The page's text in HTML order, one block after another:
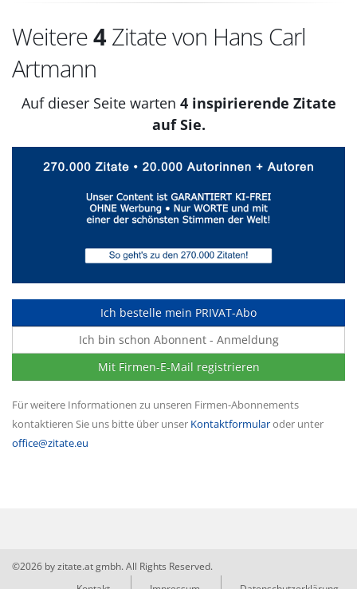
Weitere4 Zitate von Hans Carl
Artmann
Auf dieser Seite warten 4 inspirierende Zitate
auf Sie.
Ich bestelle mein PRIVAT-Abo
Ich bin schon Abonnent - Anmeldung
Mit Firmen-E-Mail registrieren
Für weitere Informationen zu unseren Firmen-Abonnements
kontaktieren Sie uns bitte über unser Kontaktformularoder unter
office@zitate.eu
©2026 by zitate.at gmbh. All Rights Reserved.